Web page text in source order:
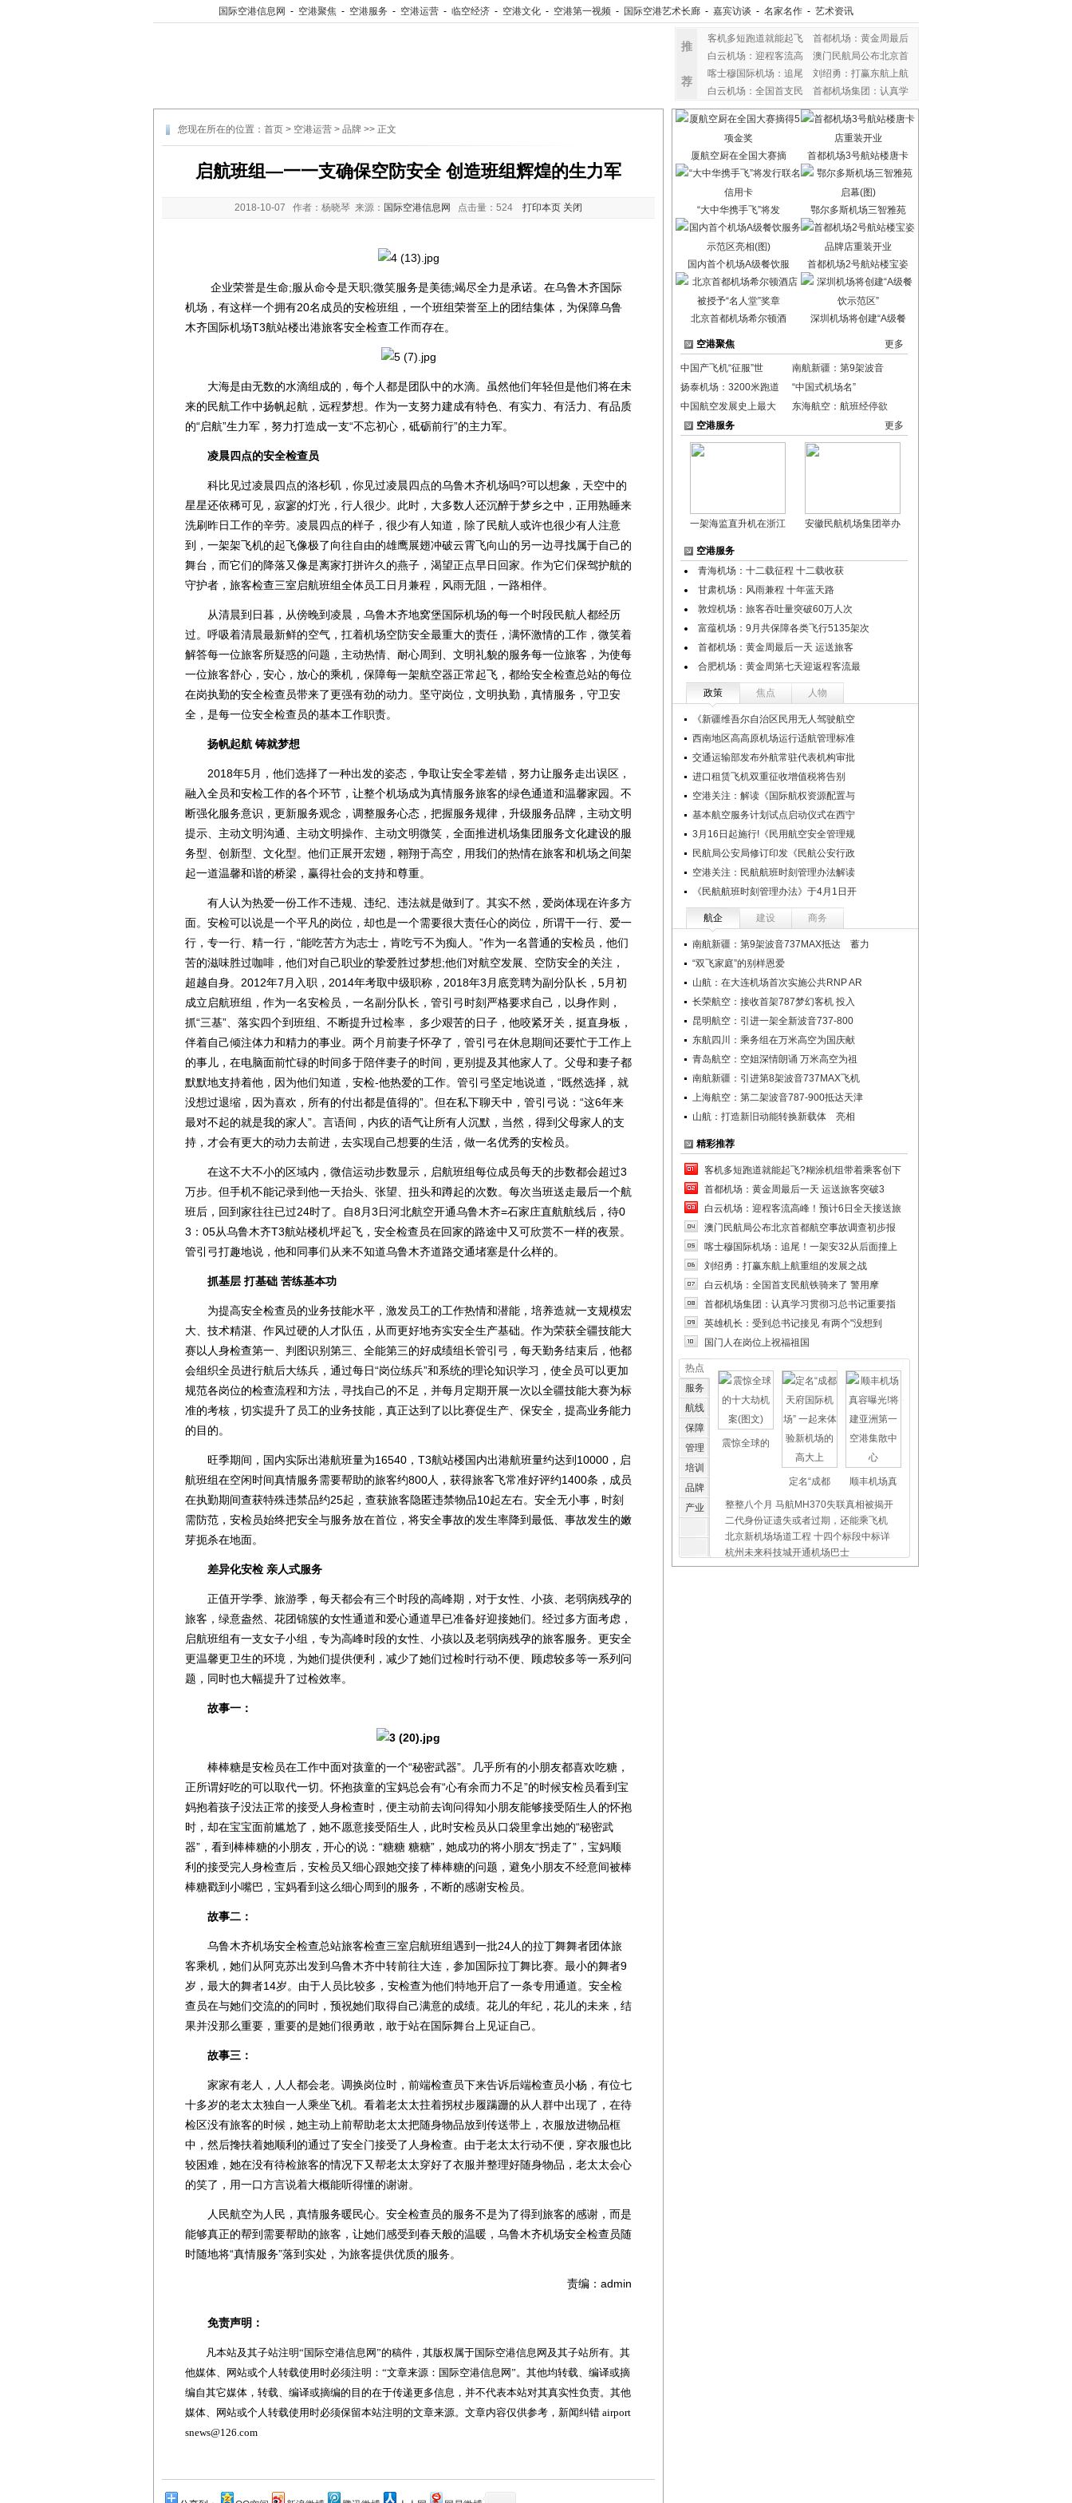
国际空港信息网 - 空港聚焦 - 空港服务 - 空港运营 - 临空经济 - 空港文化 - 空港第一视频 - 国际空港艺术长廊 - 嘉宾访谈 - 名家名作 - 艺术资讯
推
荐
客机多短跑道就能起飞
首都机场：黄金周最后
白云机场：迎程客流高
澳门民航局公布北京首
喀士穆国际机场：追尾
刘绍勇：打赢东航上航
白云机场：全国首支民
首都机场集团：认真学
您现在所在的位置： 首页 > 空港运营 > 品牌 >> 正文
启航班组—一一支确保空防安全 创造班组辉煌的生力军
2018-10-07 作者：杨晓琴 来源： 国际空港信息网 点击量： 524 打印本页 关闭
企业荣誉是生命;服从命令是天职;微笑服务是美德;竭尽全力是承诺。在乌鲁木齐国际
机场，有这样一个拥有20名成员的安检班组，一个班组荣誉至上的团结集体，为保障乌鲁
木齐国际机场T3航站楼出港旅客安全检查工作而存在。
大海是由无数的水滴组成的，每个人都是团队中的水滴。虽然他们年轻但是他们将在未
来的民航工作中扬帆起航，远程梦想。作为一支努力建成有特色、有实力、有活力、有品质
的“启航”生力军，努力打造成一支“不忘初心，砥砺前行”的主力军。
凌晨四点的安全检查员
科比见过凌晨四点的洛杉矶，你见过凌晨四点的乌鲁木齐机场吗?可以想象，天空中的
星星还依稀可见，寂寥的灯光，行人很少。此时，大多数人还沉醉于梦乡之中，正用熟睡来
洗刷昨日工作的辛劳。凌晨四点的样子，很少有人知道，除了民航人或许也很少有人注意
到，一架架飞机的起飞像极了向往自由的雄鹰展翅冲破云霄飞向山的另一边寻找属于自己的
舞台，而它们的降落又像是离家打拼许久的燕子，渴望正点早日回家。作为它们保驾护航的
守护者，旅客检查三室启航班组全体员工日月兼程，风雨无阻，一路相伴。
从清晨到日暮，从傍晚到凌晨，乌鲁木齐地窝堡国际机场的每一个时段民航人都经历
过。呼吸着清晨最新鲜的空气，扛着机场空防安全最重大的责任，满怀激情的工作，微笑着
解答每一位旅客所疑惑的问题，主动热情、耐心周到、文明礼貌的服务每一位旅客，为使每
一位旅客舒心，安心，放心的乘机，保障每一架航空器正常起飞，都给安全检查总站的每位
在岗执勤的安全检查员带来了更强有劲的动力。坚守岗位，文明执勤，真情服务，守卫安
全，是每一位安全检查员的基本工作职责。
扬帆起航 铸就梦想
2018年5月，他们选择了一种出发的姿态，争取让安全零差错，努力让服务走出误区，
融入全员和安检工作的各个环节，让整个机场成为真情服务旅客的绿色通道和温馨家园。不
断强化服务意识，更新服务观念，调整服务心态，把握服务规律，升级服务品牌，主动文明
提示、主动文明沟通、主动文明操作、主动文明微笑，全面推进机场集团服务文化建设的服
务型、创新型、文化型。他们正展开宏翅，翱翔于高空，用我们的热情在旅客和机场之间架
起一道温馨和谐的桥梁，赢得社会的支持和尊重。
有人认为热爱一份工作不违规、违纪、违法就是做到了。其实不然，爱岗体现在许多方
面。安检可以说是一个平凡的岗位，却也是一个需要很大责任心的岗位，所谓干一行、爱一
行，专一行、精一行，“能吃苦方为志士，肯吃亏不为痴人。”作为一名普通的安检员，他们
苦的滋味胜过咖啡，他们对自己职业的挚爱胜过梦想;他们对航空发展、空防安全的关注，
超越自身。2012年7月入职，2014年考取中级职称，2018年3月底竞聘为副分队长，5月初
成立启航班组，作为一名安检员，一名副分队长，管引弓时刻严格要求自己，以身作则，
抓“三基”、落实四个到班组、不断提升过检率， 多少艰苦的日子，他咬紧牙关，挺直身板，
伴着自己倾注体力和精力的事业。两个月前妻子怀孕了，管引弓在休息期间还要忙于工作上
的事儿，在电脑面前忙碌的时间多于陪伴妻子的时间，更别提及其他家人了。父母和妻子都
默默地支持着他，因为他们知道，安检-他热爱的工作。管引弓坚定地说道，“既然选择，就
没想过退缩，因为喜欢，所有的付出都是值得的”。但在私下聊天中，管引弓说：“这6年来
最对不起的就是我的家人”。言语间，内疚的语气让所有人沉默，当然，得到父母家人的支
持，才会有更大的动力去前进，去实现自己想要的生活，做一名优秀的安检员。
在这不大不小的区域内，微信运动步数显示，启航班组每位成员每天的步数都会超过3
万步。但手机不能记录到他一天抬头、张望、扭头和蹲起的次数。每次当班送走最后一个航
班后，回到家往往已过24时了。自8月3日河北航空开通乌鲁木齐=石家庄直航航线后，待0
3：05从乌鲁木齐T3航站楼机坪起飞，安全检查员在回家的路途中又可欣赏不一样的夜景。
管引弓打趣地说，他和同事们从来不知道乌鲁木齐道路交通堵塞是什么样的。
抓基层 打基础 苦练基本功
为提高安全检查员的业务技能水平，激发员工的工作热情和潜能，培养造就一支规模宏
大、技术精湛、作风过硬的人才队伍，从而更好地夯实安全生产基础。作为荣获全疆技能大
赛以人身检查第一、判图识别第三、全能第三的好成绩组长管引弓，每天勤务结束后，他都
会组织全员进行航后大练兵，通过每日“岗位练兵”和系统的理论知识学习，使全员可以更加
规范各岗位的检查流程和方法，寻找自己的不足，并每月定期开展一次以全疆技能大赛为标
准的考核，切实提升了员工的业务技能，真正达到了以比赛促生产、保安全，提高业务能力
的目的。
旺季期间，国内实际出港航班量为16540，T3航站楼国内出港航班量约达到10000，启
航班组在空闲时间真情服务需要帮助的旅客约800人，获得旅客飞常准好评约1400条，成员
在执勤期间查获特殊违禁品约25起，查获旅客隐匿违禁物品10起左右。安全无小事，时刻
需防范，安检员始终把安全与服务放在首位，将安全事故的发生率降到最低、事故发生的嫩
芽扼杀在地面。
差异化安检 亲人式服务
正值开学季、旅游季，每天都会有三个时段的高峰期，对于女性、小孩、老弱病残孕的
旅客，绿意盎然、花团锦簇的女性通道和爱心通道早已准备好迎接她们。经过多方面考虑，
启航班组有一支女子小组，专为高峰时段的女性、小孩以及老弱病残孕的旅客服务。更安全
更温馨更卫生的环境，为她们提供便利，减少了她们过检时行动不便、顾虑较多等一系列问
题，同时也大幅提升了过检效率。
故事一：
棒棒糖是安检员在工作中面对孩童的一个“秘密武器”。几乎所有的小朋友都喜欢吃糖，
正所谓好吃的可以取代一切。怀抱孩童的宝妈总会有“心有余而力不足”的时候安检员看到宝
妈抱着孩子没法正常的接受人身检查时，便主动前去询问得知小朋友能够接受陌生人的怀抱
时，却在宝宝面前尴尬了，她不愿意接受陌生人，此时安检员从口袋里拿出她的“秘密武
器”，看到棒棒糖的小朋友，开心的说：“糖糖 糖糖”，她成功的将小朋友“拐走了”，宝妈顺
利的接受完人身检查后，安检员又细心跟她交接了棒棒糖的问题，避免小朋友不经意间被棒
棒糖戳到小嘴巴，宝妈看到这么细心周到的服务，不断的感谢安检员。
故事二：
乌鲁木齐机场安全检查总站旅客检查三室启航班组遇到一批24人的拉丁舞舞者团体旅
客乘机，她们从阿克苏出发到乌鲁木齐中转前往大连，参加国际拉丁舞比赛。最小的舞者9
岁，最大的舞者14岁。由于人员比较多，安检查为他们特地开启了一条专用通道。安全检
查员在与她们交流的的同时，预祝她们取得自己满意的成绩。花儿的年纪，花儿的未来，结
果并没那么重要，重要的是她们很勇敢，敢于站在国际舞台上见证自己。
故事三：
家家有老人，人人都会老。调换岗位时，前端检查员下来告诉后端检查员小杨，有位七
十多岁的老太太独自一人乘坐飞机。看着老太太拄着拐杖步履蹒跚的从人群中出现了，在待
检区没有旅客的时候，她主动上前帮助老太太把随身物品放到传送带上，衣服放进物品框
中，然后搀扶着她顺利的通过了安全门接受了人身检查。由于老太太行动不便，穿衣服也比
较困难，她在没有待检旅客的情况下又帮老太太穿好了衣服并整理好随身物品，老太太会心
的笑了，用一口方言说着大概能听得懂的谢谢。
人民航空为人民，真情服务暖民心。安全检查员的服务不是为了得到旅客的感谢，而是
能够真正的帮到需要帮助的旅客，让她们感受到春天般的温暖，乌鲁木齐机场安全检查员随
时随地将“真情服务”落到实处，为旅客提供优质的服务。
责编：admin
免责声明：
凡本站及其子站注明“国际空港信息网”的稿件，其版权属于国际空港信息网及其子站所有。其
他媒体、网站或个人转载使用时必须注明：“文章来源：国际空港信息网”。其他均转载、编译或摘
编自其它媒体，转载、编译或摘编的目的在于传递更多信息，并不代表本站对其真实性负责。其他
媒体、网站或个人转载使用时必须保留本站注明的文章来源。文章内容仅供参考，新闻纠错 airport
snews@126.com
厦航空厨在全国大赛摘 首都机场3号航站楼唐卡
“大中华携手飞”将发 鄂尔多斯机场三智雅苑
国内首个机场A级餐饮服 首都机场2号航站楼宝姿
北京首都机场希尔顿酒 深圳机场将创建“A级餐
空港聚焦 更多
中国产飞机“征服”世
南航新疆：第9架波音
扬泰机场：3200米跑道
“中国式机场名”
中国航空发展史上最大
东海航空：航班经停欲
空港服务
更多
一架海监直升机在浙江 安徽民航机场集团举办
空港服务
青海机场：十二载征程 十二载收获
甘肃机场：风雨兼程 十年蓝天路
敦煌机场：旅客吞吐量突破60万人次
富蕴机场：9月共保障各类飞行5135架次
首都机场：黄金周最后一天 运送旅客
合肥机场：黄金周第七天迎返程客流最
政策 焦点 人物
《新疆维吾尔自治区民用无人驾驶航空
西南地区高高原机场运行适航管理标准
交通运输部发布外航常驻代表机构审批
进口租赁飞机双重征收增值税将告别
空港关注：解读《国际航权资源配置与
基本航空服务计划试点启动仪式在西宁
3月16日起施行!《民用航空安全管理规
民航局公安局修订印发《民航公安行政
空港关注：民航航班时刻管理办法解读
《民航航班时刻管理办法》于4月1日开
航企 建设 商务
南航新疆：第9架波音737MAX抵达 蓄力
“双飞家庭”的别样恩爱
山航：在大连机场首次实施公共RNP AR
长荣航空：接收首架787梦幻客机 投入
昆明航空：引进一架全新波音737-800
东航四川：乘务组在万米高空为国庆献
青岛航空：空姐深情朗诵 万米高空为祖
南航新疆：引进第8架波音737MAX飞机
上海航空：第二架波音787-900抵达天津
山航：打造新旧动能转换新载体 亮相
精彩推荐
客机多短跑道就能起飞?糊涂机组带着乘客创下
首都机场：黄金周最后一天 运送旅客突破3
白云机场：迎程客流高峰！预计6日全天接送旅
澳门民航局公布北京首都航空事故调查初步报
喀士穆国际机场：追尾！一架安32从后面撞上
刘绍勇：打赢东航上航重组的发展之战
白云机场：全国首支民航铁骑来了 警用摩
首都机场集团：认真学习贯彻习总书记重要指
英雄机长：受到总书记接见 有两个"没想到
国门人在岗位上祝福祖国
热点
服务
航线
保障
管理
培训
品牌
产业
震惊全球的
定名“成都 顺丰机场真
整整八个月 马航MH370失联真相被揭开
二代身份证遗失或者过期，还能乘飞机
北京新机场场道工程 十四个标段中标详
杭州未来科技城开通机场巴士
上海虹桥、浦东机场外币兑换点位置介